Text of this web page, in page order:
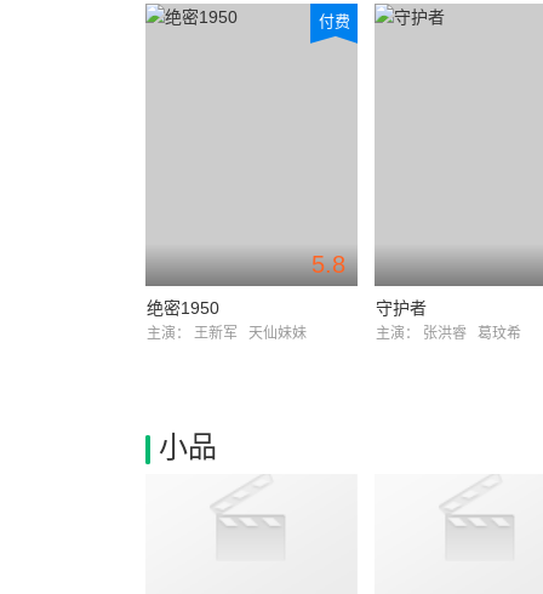
5.8
付费
绝密1950
主演： 王新军 天仙妹妹
守护者
主演： 张洪睿 葛玟希
小品